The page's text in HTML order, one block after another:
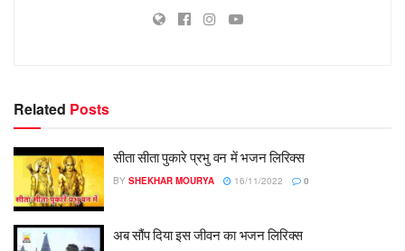
Related Posts
सीता सीता पुकारे प्रभु वन में भजन लिरिक्स
BY SHEKHAR MOURYA 16/11/2022 0
अब सौंप दिया इस जीवन का भजन लिरिक्स